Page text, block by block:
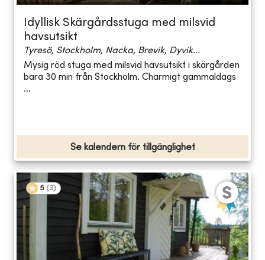
Idyllisk Skärgårdsstuga med milsvid
havsutsikt
Tyresö, Stockholm, Nacka, Brevik, Dyvik...
Mysig röd stuga med milsvid havsutsikt i skärgården
bara 30 min från Stockholm. Charmigt gammaldags
...
Se kalendern för tillgänglighet
5 (3)